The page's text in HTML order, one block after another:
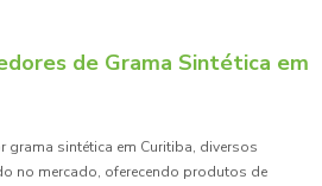
de Grama Sintética em
grama sintética em Curitiba, diversos
no mercado, oferecendo produtos de